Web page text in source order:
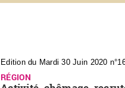
Edition du Mardi 30 Juin 2020
RÉGION